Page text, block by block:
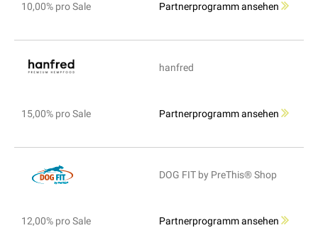
10,00% pro Sale Partnerprogramm ansehen
hanfred
15,00% pro Sale Partnerprogramm ansehen
DOG FIT by PreThis® Shop
12,00% pro Sale Partnerprogramm ansehen